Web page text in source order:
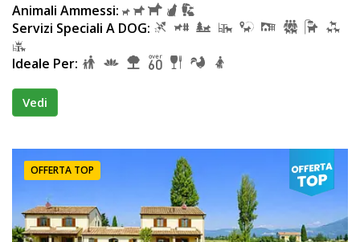
Animali Ammessi:
Servizi Speciali A DOG:
Ideale Per:
Vedi
OFFERTA TOP